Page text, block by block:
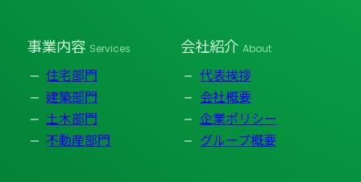
事業内容 Services
住宅部門
建築部門
土木部門
不動産部門
会社紹介 About
代表挨拶
会社概要
企業ポリシー
グループ概要